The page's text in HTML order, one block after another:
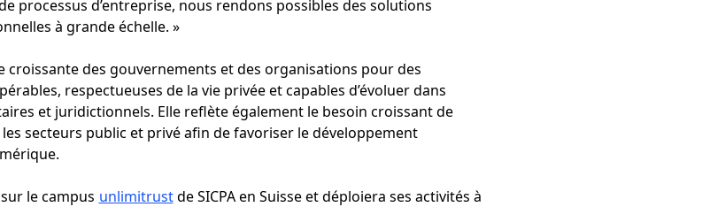
processus d’entreprise, nous rendons possibles des solutions
à grande échelle. »
croissante des gouvernements et des organisations pour des
respectueuses de la vie privée et capables d’évoluer dans
et juridictionnels. Elle reflète également le besoin croissant de
secteurs public et privé afin de favoriser le développement
le campus unlimitrustde SICPA en Suisse et déploiera ses activités à